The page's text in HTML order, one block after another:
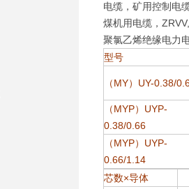
电缆，矿用控制电
煤机用电缆，
聚氯乙烯绝缘电力
型号
（MY）UY-0.38/
（MYP）UYP-
0.38/0.66
（MYP）UYP-
0.66/1.14
芯数×导体